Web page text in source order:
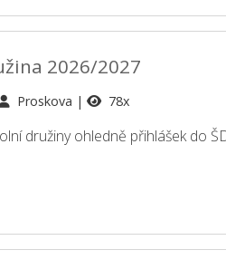
2026/2027
Proskova 78x
družiny ohledně přihlášek do